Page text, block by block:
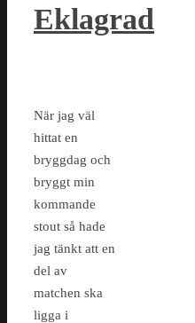
Eklagrad
När jag väl
hittat en
bryggdag och
bryggt min
kommande
stout så hade
jag tänkt att en
del av
matchen ska
ligga i